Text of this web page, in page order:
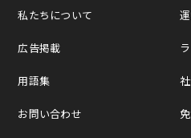
私たちについて
広告掲載
用語集
お問い合わせ